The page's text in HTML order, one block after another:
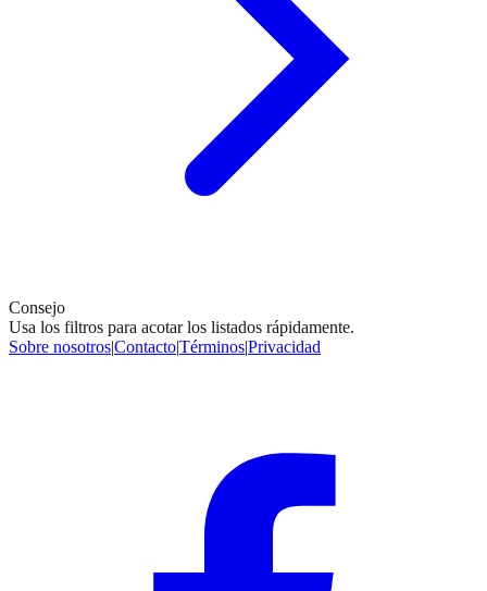
Consejo
Usa los filtros para acotar los listados rápidamente.
Sobre nosotros|Contacto|Términos|Privacidad